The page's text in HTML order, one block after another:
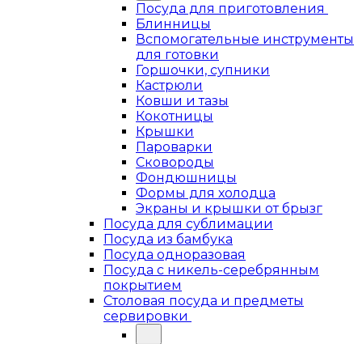
Посуда для приготовления
Блинницы
Вспомогательные инструменты
для готовки
Горшочки, супники
Кастрюли
Ковши и тазы
Кокотницы
Крышки
Пароварки
Сковороды
Фондюшницы
Формы для холодца
Экраны и крышки от брызг
Посуда для сублимации
Посуда из бамбука
Посуда одноразовая
Посуда с никель-серебрянным
покрытием
Столовая посуда и предметы
сервировки